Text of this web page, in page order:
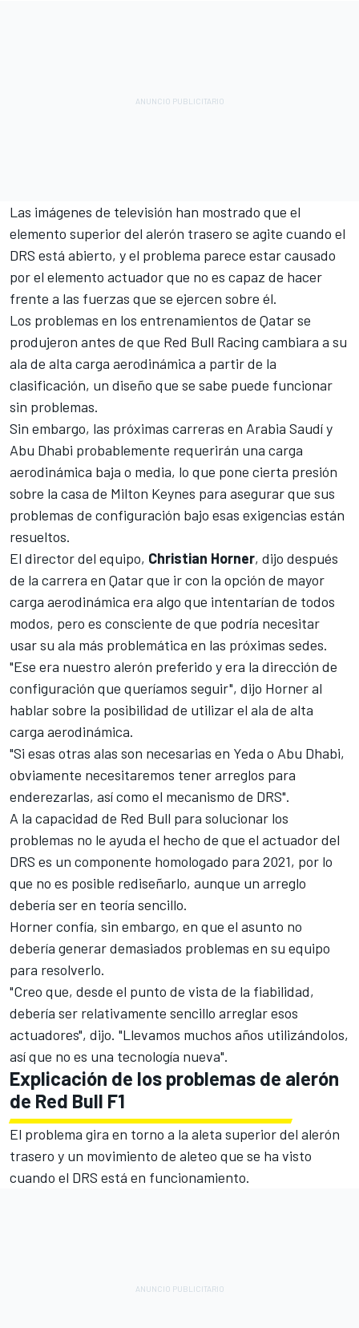
Las imágenes de televisión han mostrado que el
elemento superior del alerón trasero se agite cuando el
DRS está abierto, y el problema parece estar causado
por el elemento actuador que no es capaz de hacer
frente a las fuerzas que se ejercen sobre él.
Los problemas en los entrenamientos de Qatar se
produjeron antes de que Red Bull Racing cambiara a su
ala de alta carga aerodinámica a partir de la
clasificación, un diseño que se sabe puede funcionar
sin problemas.
Sin embargo, las próximas carreras en Arabia Saudí y
Abu Dhabi probablemente requerirán una carga
aerodinámica baja o media, lo que pone cierta presión
sobre la casa de Milton Keynes para asegurar que sus
problemas de configuración bajo esas exigencias están
resueltos.
El director del equipo, Christian Horner, dijo después
de la carrera en Qatar que ir con la opción de mayor
carga aerodinámica era algo que intentarían de todos
modos, pero es consciente de que podría necesitar
usar su ala más problemática en las próximas sedes.
"Ese era nuestro alerón preferido y era la dirección de
configuración que queríamos seguir", dijo Horner al
hablar sobre la posibilidad de utilizar el ala de alta
carga aerodinámica.
"Si esas otras alas son necesarias en Yeda o Abu Dhabi,
obviamente necesitaremos tener arreglos para
enderezarlas, así como el mecanismo de DRS".
A la capacidad de Red Bull para solucionar los
problemas no le ayuda el hecho de que el actuador del
DRS es un componente homologado para 2021, por lo
que no es posible rediseñarlo, aunque un arreglo
debería ser en teoría sencillo.
Horner confía, sin embargo, en que el asunto no
debería generar demasiados problemas en su equipo
para resolverlo.
"Creo que, desde el punto de vista de la fiabilidad,
debería ser relativamente sencillo arreglar esos
actuadores", dijo. "Llevamos muchos años utilizándolos,
así que no es una tecnología nueva".
Explicación de los problemas de alerón
de Red Bull F1
El problema gira en torno a la aleta superior del alerón
trasero y un movimiento de aleteo que se ha visto
cuando el DRS está en funcionamiento.